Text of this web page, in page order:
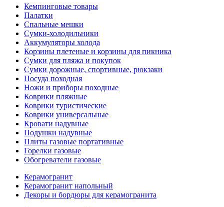
Кемпинговые товары
Палатки
Спальные мешки
Сумки-холодильники
Аккумуляторы холода
Корзины плетеные и корзины для пикника
Сумки для пляжа и покупок
Сумки дорожные, спортивные, рюкзаки
Посуда походная
Ножи и приборы походные
Коврики пляжные
Коврики туристические
Коврики универсальные
Кровати надувные
Подушки надувные
Плиты газовые портативные
Горелки газовые
Обогреватели газовые
Керамогранит
Керамогранит напольный
Декоры и бордюры для керамогранита